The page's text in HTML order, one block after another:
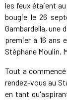
les feux étaient
bougie le 26
Gambardella, une
premier à 16 ans
Stéphane Moulin.
Tout a
rendez-vous au
en tant